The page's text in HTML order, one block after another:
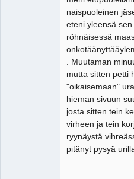
naispuoleinen
eteni yleensä
röhnäisessä
. Muutaman
mutta sitten petti
"oikaisemaan"
hieman sivuun
josta sitten tein
virheen ja tein
ryynäystä
pitänyt pysyä